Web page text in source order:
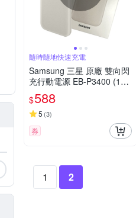
隨時隨地快速充電
Samsung 三星 原廠 雙向閃
充行動電源 EB-P3400 (10,
000mAh, 25W, Type C )
$588
5 (3)
券
1 2